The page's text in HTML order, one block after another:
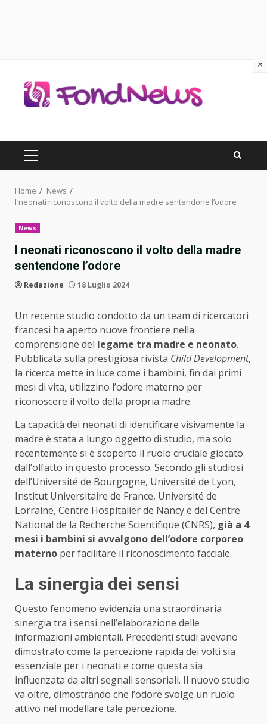
content
PRIMARY
MENU
Home
News
I neonati riconoscono il volto della madre sentendone l’odore
News
I neonati riconoscono il volto della madre
sentendone l’odore
Redazione 18 Luglio 2024
Un recente studio condotto da un team di ricercatori
francesi ha aperto nuove frontiere nella
comprensione del legame tra madre e neonato.
Pubblicata sulla prestigiosa rivista Child Development,
la ricerca mette in luce come i bambini, fin dai primi
mesi di vita, utilizzino l’odore materno per
riconoscere il volto della propria madre.
La capacità dei neonati di identificare visivamente la
madre è stata a lungo oggetto di studio, ma solo
recentemente si è scoperto il ruolo cruciale giocato
dall’olfatto in questo processo. Secondo gli studiosi
dell’Université de Bourgogne, Université de Lyon,
Institut Universitaire de France, Université de
Lorraine, Centre Hospitalier de Nancy e del Centre
National de la Recherche Scientifique (CNRS), già a 4
mesi i bambini si avvalgono dell’odore corporeo
materno per facilitare il riconoscimento facciale.
La sinergia dei sensi
Questo fenomeno evidenzia una straordinaria
sinergia tra i sensi nell’elaborazione delle
informazioni ambientali. Precedenti studi avevano
dimostrato come la percezione rapida dei volti sia
essenziale per i neonati e come questa sia
influenzata da altri segnali sensoriali. Il nuovo studio
va oltre, dimostrando che l’odore svolge un ruolo
attivo nel modellare tale percezione.
×